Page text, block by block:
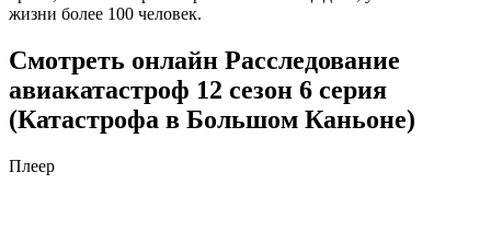
жизни более 100 человек.
Смотреть онлайн Расследование
авиакатастроф 12 сезон 6 серия
(Катастрофа в Большом Каньоне)
Плеер